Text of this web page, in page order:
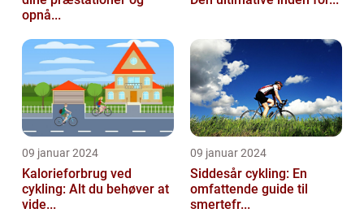
opnå...
09 januar 2024
Kalorieforbrug ved
cykling: Alt du behøver at
vide...
09 januar 2024
Siddesår cykling: En
omfattende guide til
smertefr...